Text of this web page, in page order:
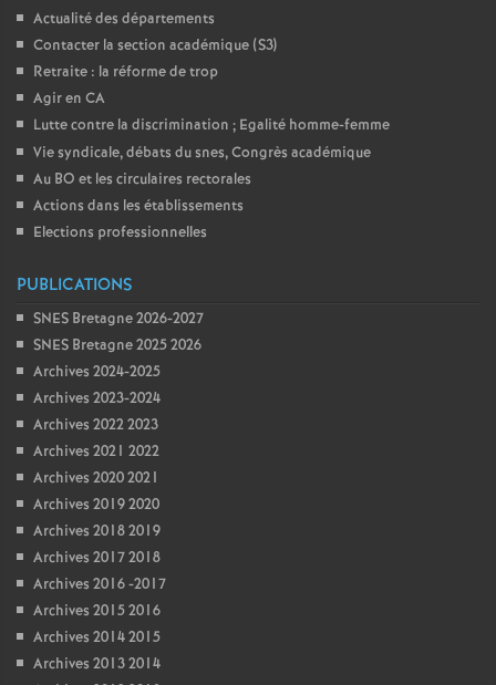
Actualité des départements
Contacter la section académique (S3)
Retraite : la réforme de trop
Agir en CA
Lutte contre la discrimination ; Egalité homme-femme
Vie syndicale, débats du snes, Congrès académique
Au BO et les circulaires rectorales
Actions dans les établissements
Elections professionnelles
PUBLICATIONS
SNES Bretagne 2026-2027
SNES Bretagne 2025 2026
Archives 2024-2025
Archives 2023-2024
Archives 2022 2023
Archives 2021 2022
Archives 2020 2021
Archives 2019 2020
Archives 2018 2019
Archives 2017 2018
Archives 2016 -2017
Archives 2015 2016
Archives 2014 2015
Archives 2013 2014